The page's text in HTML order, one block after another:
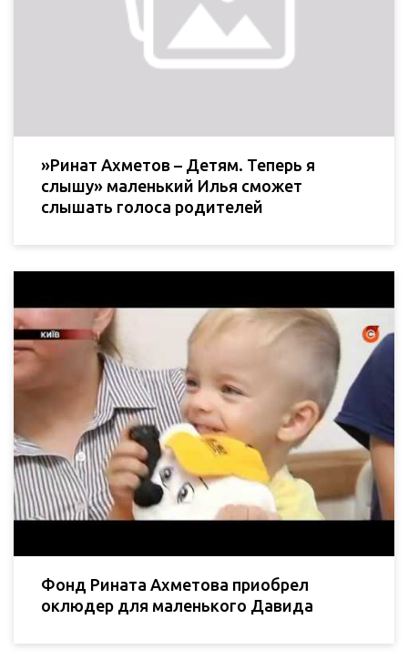
»Ринат Ахметов – Детям. Теперь я
слышу» маленький Илья сможет
слышать голоса родителей
Фонд Рината Ахметова приобрел
оклюдер для маленького Давида